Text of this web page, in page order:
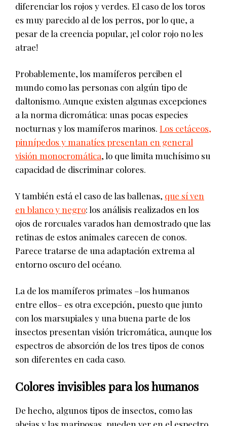
diferenciar los rojos y verdes. El caso de los toros
es muy parecido al de los perros, por lo que, a
pesar de la creencia popular, ¡el color rojo no les
atrae!
Probablemente, los mamíferos perciben el
mundo como las personas con algún tipo de
daltonismo. Aunque existen algunas excepciones
a la norma dicromática: unas pocas especies
nocturnas y los mamíferos marinos. Los cetáceos,
pinnípedos y manatíes presentan en general
visión monocromática, lo que limita muchísimo su
capacidad de discriminar colores.
Y también está el caso de las ballenas, que sí ven
en blanco y negro: los análisis realizados en los
ojos de rorcuales varados han demostrado que las
retinas de estos animales carecen de conos.
Parece tratarse de una adaptación extrema al
entorno oscuro del océano.
La de los mamíferos primates –los humanos
entre ellos– es otra excepción, puesto que junto
con los marsupiales y una buena parte de los
insectos presentan visión tricromática, aunque los
espectros de absorción de los tres tipos de conos
son diferentes en cada caso.
Colores invisibles para los humanos
De hecho, algunos tipos de insectos, como las